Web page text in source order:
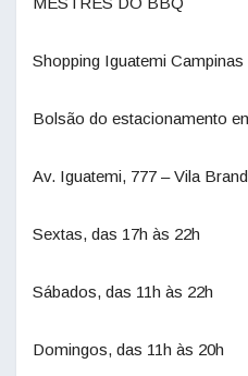
Shopping Iguatemi Campinas
Bolsão do estacionamento
Av. Iguatemi, 777 – Vila
Sextas, das 17h às 22h
Sábados, das 11h às 22h
Domingos, das 11h às 20h